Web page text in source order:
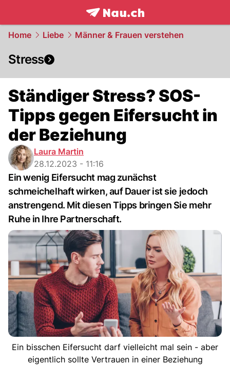
frontpage.NAU.ch
Home Liebe Männer & Frauen verstehen
Stress
Ständiger Stress? SOS-
Tipps gegen Eifersucht in
der Beziehung
Laura Martin
28.12.2023 - 11:16
Ein wenig Eifersucht mag zunächst
schmeichelhaft wirken, auf Dauer ist sie jedoch
anstrengend. Mit diesen Tipps bringen Sie mehr
Ruhe in Ihre Partnerschaft.
Ein bisschen Eifersucht darf vielleicht mal sein - aber
eigentlich sollte Vertrauen in einer Beziehung